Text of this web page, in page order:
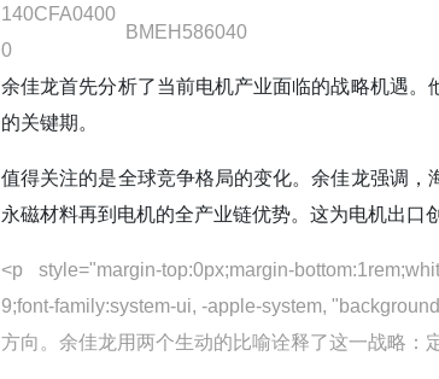
140CFA0400
0
BMEH586040
余佳龙首先分析了当前电机产业面临的战略机遇
的关键期。
值得关注的是全球竞争格局的变化。余佳龙强调
永磁材料再到电机的全产业链优势。这为电机出口
<p style="margin-top:0px;margin-
9;font-family:system-ui, -apple-system,
方向。余佳龙用两个生动的比喻诠释了这一战略：